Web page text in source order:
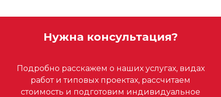
Нужна консультация?
Подробно расскажем о наших услугах, видах
работ и типовых проектах, рассчитаем
стоимость и подготовим индивидуальное